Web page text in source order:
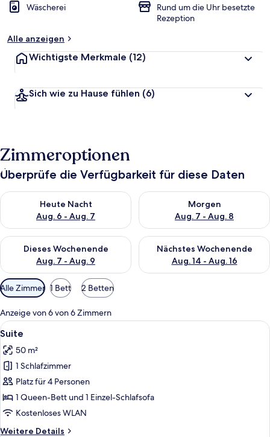
Wäscherei
Rund um die Uhr besetzte
Rezeption
Alle anzeigen
Wichtigste Merkmale (12)
Sich wie zu Hause fühlen (6)
Zimmeroptionen
Überprüfe die Verfügbarkeit für diese Daten
Heute Nacht
Aug. 6 - Aug. 7
Überprüfe die Verfügbarkeit für heute Nacht, Aug. 6 - Aug. 7.
Morgen
Aug. 7 - Aug. 8
Überprüfe die Verfügbarkeit
Dieses Wochenende
Aug. 7 - Aug. 9
Überprüfe die Verfügbarkeit für dieses Wochenende, Aug. 7
Nächstes Wochenende
Aug. 14 - Aug. 16
Überprüfe die Verfügbarkeit
Verfügbare
Filter
für
Zimmer
Alle Zimmer 1 Bett 2 Betten
Anzeige von 6 von 6 Zimmern
Alle
Fotos
für
Suite
anzeigen
Eine moderne Küche mit grauen
4
Suite
50 m²
1 Schlafzimmer
Platz für 4 Personen
1 Queen-Bett und 1 Einzel-Schlafsofa
Kostenloses WLAN
Weitere Details
Weitere